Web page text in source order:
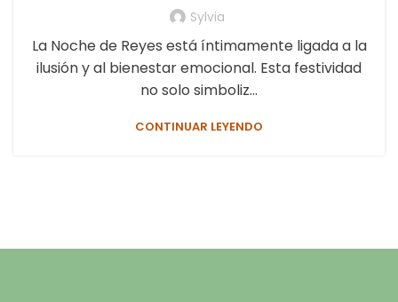
Sylvia
La Noche de Reyes está íntimamente ligada a la
ilusión y al bienestar emocional. Esta festividad
no solo simboliz...
CONTINUAR LEYENDO